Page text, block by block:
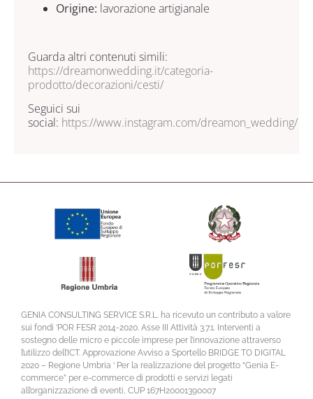
Origine: lavorazione artigianale
Guarda altri contenuti simili:
https://dreamonwedding.it/categoria-
prodotto/decorazioni/cesti/
Seguici sui
social: https://www.instagram.com/dreamon_wedding/
GENIA CONSULTING SERVICE S.R.L. ha ricevuto un contributo a valore
sui fondi ‘POR FESR 2014-2020. Asse III Attività 3.7.1. Interventi a
sostegno delle micro e piccole imprese per l’innovazione attraverso
l’utilizzo dell’ICT. Approvazione Avviso a Sportello BRIDGE TO DIGITAL
2020 – Regione Umbria ‘ Per la realizzazione del progetto “Genia E-
commerce” per e-commerce di prodotti e servizi legati
all’organizzazione di eventi, CUP 167H20001390007